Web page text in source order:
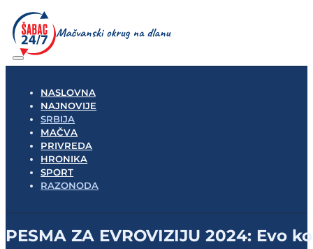
NASLOVNA
NAJNOVIJE
SRBIJA
MAČVA
PRIVREDA
HRONIKA
SPORT
RAZONODA
PESMA ZA EVROVIZIJU 2024: Evo